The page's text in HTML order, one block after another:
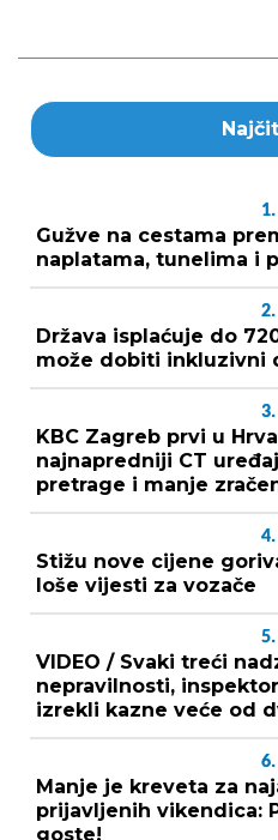
1.
Gužve na cestama
naplatama, tunelima i
2.
Država isplaćuje do
može dobiti inkluzivni
3.
KBC Zagreb prvi u
najnapredniji CT
pretrage i manje
4.
Stižu nove cijene
loše vijesti za vozače
5.
VIDEO / Svaki treći
nepravilnosti,
izrekli kazne veće od
6.
Manje je kreveta za
prijavljenih vikendica:
goste!